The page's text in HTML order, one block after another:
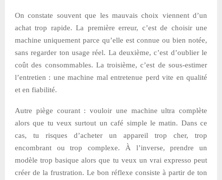
On constate souvent que les mauvais choix viennent d’un
achat trop rapide. La première erreur, c’est de choisir une
machine uniquement parce qu’elle est connue ou bien notée,
sans regarder ton usage réel. La deuxième, c’est d’oublier le
coût des consommables. La troisième, c’est de sous-estimer
l’entretien : une machine mal entretenue perd vite en qualité
et en fiabilité.
Autre piège courant : vouloir une machine ultra complète
alors que tu veux surtout un café simple le matin. Dans ce
cas, tu risques d’acheter un appareil trop cher, trop
encombrant ou trop complexe. À l’inverse, prendre un
modèle trop basique alors que tu veux un vrai expresso peut
créer de la frustration. Le bon réflexe consiste à partir de ton